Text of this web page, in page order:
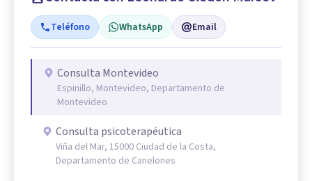
Teléfono WhatsApp Email
Consulta Montevideo
Espinillo, Montevideo, Departamento de
Montevideo
Consulta psicoterapéutica
Viña del Mar, 15000 Ciudad de la Costa,
Departamento de Canelones